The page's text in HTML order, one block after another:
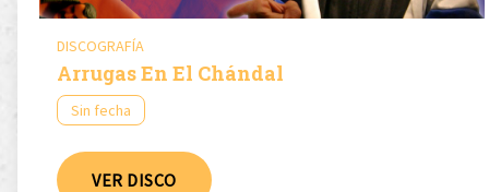
DISCOGRAFÍA
Arrugas En El Chándal
Sin fecha
VER DISCO